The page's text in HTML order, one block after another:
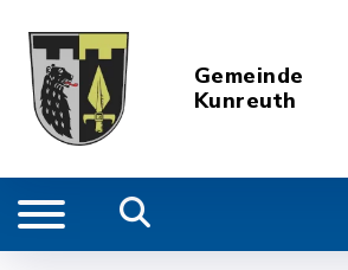
Gemeinde
Kunreuth